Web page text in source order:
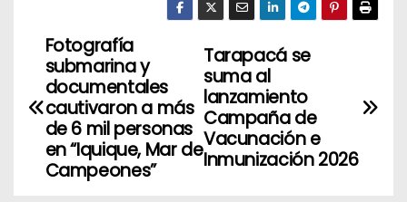
N
a
Tarapacá se
suma al
lanzamiento
Campaña de
Vacunación e
Inmunización 2026
Fotografía
submarina y
documentales
cautivaron a más
de 6 mil personas
en “Iquique, Mar de
Campeones”